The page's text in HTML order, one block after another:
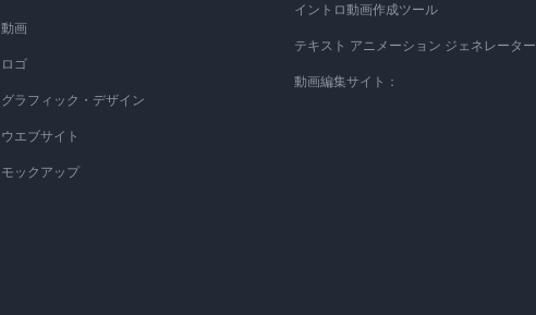
動画
ロゴ
グラフィック・デザイン
ウエブサイト
モックアップ
イントロ動画作成ツール
テキスト アニメーション ジェネレーター
動画編集サイト：